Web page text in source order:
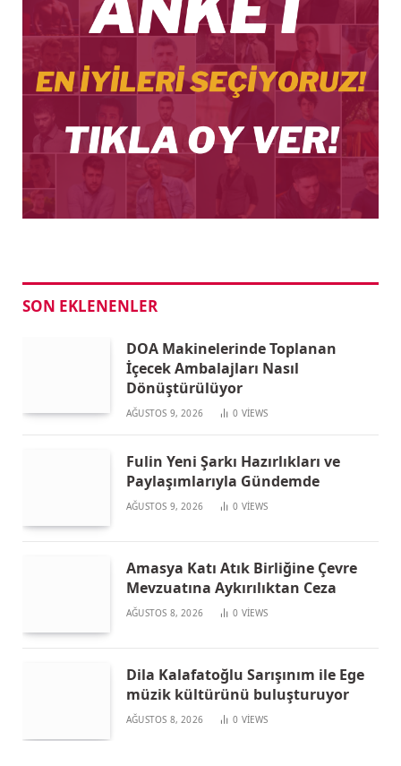
SON EKLENENLER
DOA Makinelerinde Toplanan
İçecek Ambalajları Nasıl
Dönüştürülüyor
AĞUSTOS 9, 2026 0 VIEWS
Fulin Yeni Şarkı Hazırlıkları ve
Paylaşımlarıyla Gündemde
AĞUSTOS 9, 2026 0 VIEWS
Amasya Katı Atık Birliğine Çevre
Mevzuatına Aykırılıktan Ceza
AĞUSTOS 8, 2026 0 VIEWS
Dila Kalafatoğlu Sarışınım ile Ege
müzik kültürünü buluşturuyor
AĞUSTOS 8, 2026 0 VIEWS